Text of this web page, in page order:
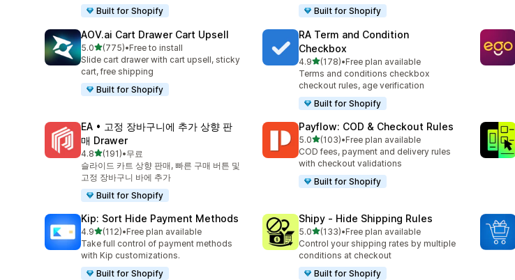
Built for Shopify
Built for Shopify
AOV.ai Cart Drawer Cart Upsell
5.0별 5개 중
(775)
총 리뷰 775개
•Free to install
Slide cart drawer with cart upsell, sticky
cart, free shipping
Built for Shopify
RA Term and Condition
Checkbox
4.9별 5개 중
(178)
총 리뷰 178개
•Free plan available
Terms and conditions checkbox
checkout rules, age verification
Built for Shopify
EA • 고정 장바구니에 추가 상향 판
매 Drawer
4.8별 5개 중
(191)
총 리뷰 191개
•무료
슬라이드 카트 상향 판매, 빠른 구매 버튼 및
고정 장바구니 바에 추가
Built for Shopify
Payflow: COD & Checkout Rules
5.0별 5개 중
(103)
총 리뷰 103개
•Free plan available
COD fees, payment and delivery rules
with checkout validations
Built for Shopify
Kip: Sort Hide Payment Methods
4.9별 5개 중
(112)
총 리뷰 112개
•Free plan available
Take full control of payment methods
with Kip customizations.
Built for Shopify
Shipy ‑ Hide Shipping Rules
5.0별 5개 중
(133)
총 리뷰 133개
•Free plan available
Control your shipping rates by multiple
conditions at checkout
Built for Shopify